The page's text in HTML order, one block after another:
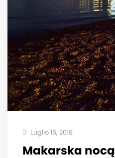
Luglio 15, 2018
Makarska nocą